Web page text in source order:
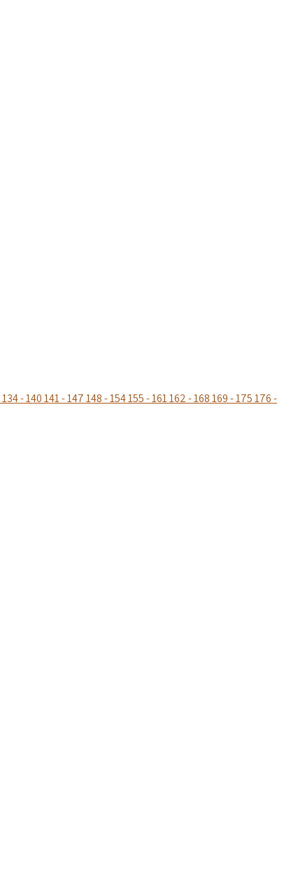
134 - 140141 - 147148 - 154155 - 161162 - 168169 - 175176 -